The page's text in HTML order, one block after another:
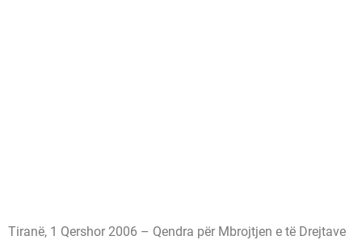
Tiranë, 1 Qershor 2006 – Qendra për Mbrojtjen e të Drejtave